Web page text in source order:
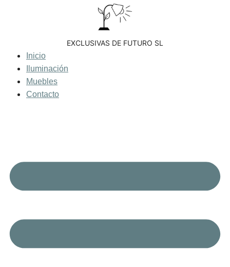
EXCLUSIVAS DE FUTURO SL
Inicio
Iluminación
Muebles
Contacto